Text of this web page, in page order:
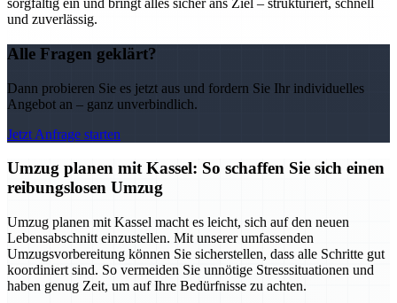
sorgfältig ein und bringt alles sicher ans Ziel – strukturiert, schnell
und zuverlässig.
Alle Fragen geklärt?
Dann probieren Sie es jetzt aus und fordern Sie Ihr individuelles
Angebot an – ganz unverbindlich.
Jetzt Anfrage starten
Umzug planen mit Kassel: So schaffen Sie sich einen
reibungslosen Umzug
Umzug planen mit Kassel macht es leicht, sich auf den neuen
Lebensabschnitt einzustellen. Mit unserer umfassenden
Umzugsvorbereitung können Sie sicherstellen, dass alle Schritte gut
koordiniert sind. So vermeiden Sie unnötige Stresssituationen und
haben genug Zeit, um auf Ihre Bedürfnisse zu achten.